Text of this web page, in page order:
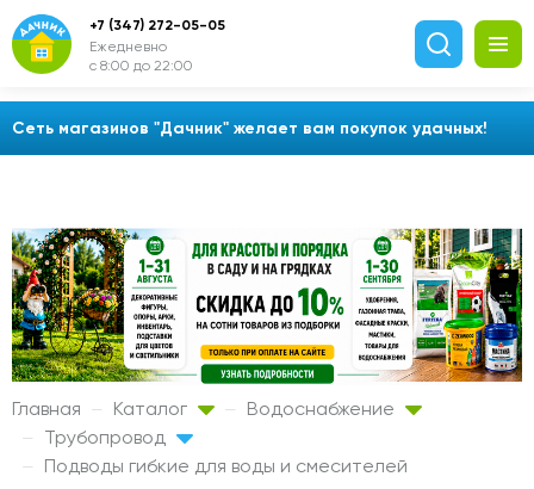
Сеть магазинов "Дачник" желает вам покупок удачных!
+7 (347) 272-05-05
Ежедневно
с 8:00 до 22:00
Главная Каталог
Водоснабжение
Трубопровод
Подводы гибкие для воды и смесителей